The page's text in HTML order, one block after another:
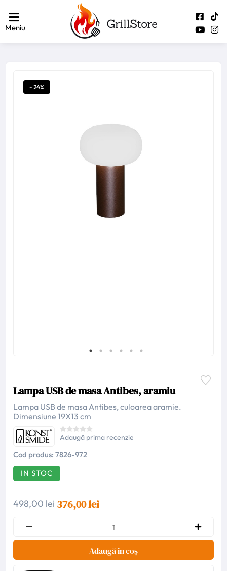
Meniu
- 24%
Lampa USB de masa Antibes, aramiu
Lampa USB de masa Antibes, culoarea aramie.
Dimensiune 19X13 cm
Adaugă prima recenzie
Cod produs: 7826-972
IN STOC
498,00 lei 376,00 lei
Adaugă în coș